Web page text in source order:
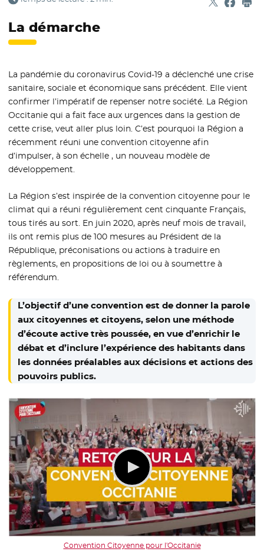
Partager
- Nouvelle
-
La démarche
La pandémie du coronavirus Covid-19 a déclenché une crise
sanitaire, sociale et économique sans précédent. Elle vient
confirmer l’impératif de repenser notre société. La Région
Occitanie qui a fait face aux urgences dans la gestion de
cette crise, veut aller plus loin. C’est pourquoi la Région a
récemment réuni une convention citoyenne afin
d’impulser, à son échelle , un nouveau modèle de
développement.
La Région s’est inspirée de la convention citoyenne pour le
climat qui a réuni régulièrement cent cinquante Français,
tous tirés au sort. En juin 2020, après neuf mois de travail,
ils ont remis plus de 100 mesures au Président de la
République, préconisations ou actions à traduire en
règlements, en propositions de loi ou à soumettre à
référendum.
L’objectif d’une convention est de donner la parole
aux citoyennes et citoyens, selon une méthode
d’écoute active très poussée, en vue d’enrichir le
débat et d’inclure l’expérience des habitants dans
les données préalables aux décisions et actions des
pouvoirs publics.
Convention Citoyenne pour l'Occitanie